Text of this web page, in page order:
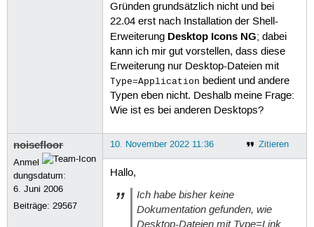
Gründen grundsätzlich nicht und bei
22.04 erst nach Installation der Shell-
Erweiterung Desktop Icons NG; dabei
kann ich mir gut vorstellen, dass diese
Erweiterung nur Desktop-Dateien mit
Type=Application bedient und andere
Typen eben nicht. Deshalb meine Frage:
Wie ist es bei anderen Desktops?
noisefloor
Anmel
dungsdatum:
6. Juni 2006
Beiträge:29567
Zitieren
10. November 2022 11:36
Hallo,
Ich habe bisher keine
Dokumentation gefunden, wie